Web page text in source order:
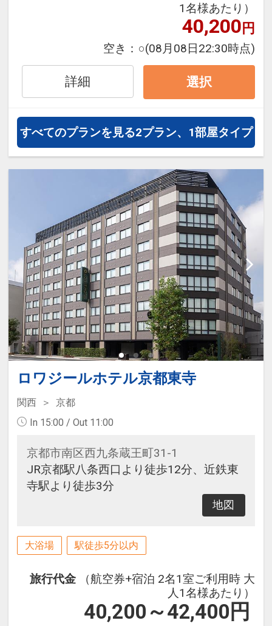
フライトは、安心のJAL（または
JALグループ）確約！フライトマイ
ル50%貯まります。
通・体験プランなどの追加（同時予
約）が可能なプランもございます。
1名様あたり）
40,200円
空き： ○(08月08日22:30時点)
詳細 選択
すべてのプランを見る2プラン、1部屋タイプ
ロワジールホテル京都東寺
関西
京都
In 15:00 / Out 11:00
京都市南区西九条蔵王町31-1
JR京都駅八条西口より徒歩12分、近鉄東
寺駅より徒歩3分
地図
大浴場 駅徒歩5分以内
旅行代金
（航空券+宿泊 2名1室ご利用時 大
人1名様あたり）
40,200～42,400 円